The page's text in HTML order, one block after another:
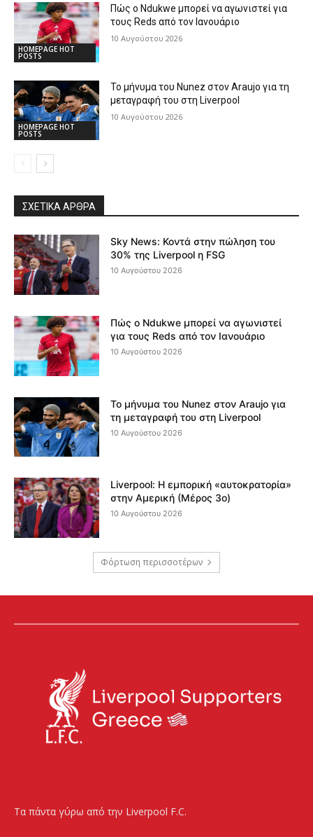
HOMEPAGE HOT
POSTS
Πώς ο Ndukwe μπορεί να αγωνιστεί για
τους Reds από τον Ιανουάριο
10 Αυγούστου 2026
HOMEPAGE HOT
POSTS
Το μήνυμα του Nunez στον Araujo για τη
μεταγραφή του στη Liverpool
10 Αυγούστου 2026
ΣΧΕΤΙΚΆ ΆΡΘΡΑ
Sky News: Κοντά στην πώληση του
30% της Liverpool η FSG
10 Αυγούστου 2026
Πώς ο Ndukwe μπορεί να αγωνιστεί
για τους Reds από τον Ιανουάριο
10 Αυγούστου 2026
Το μήνυμα του Nunez στον Araujo για
τη μεταγραφή του στη Liverpool
10 Αυγούστου 2026
Liverpool: Η εμπορική «αυτοκρατορία»
στην Αμερική (Μέρος 3ο)
10 Αυγούστου 2026
Φόρτωση περισσοτέρων
Τα πάντα γύρω από την Liverpool F.C.